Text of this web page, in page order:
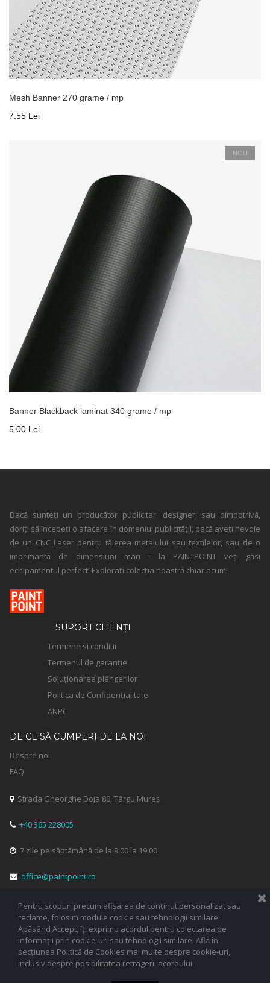
Mesh Banner 270 grame / mp
7.55 Lei
NOU
Banner Blackback laminat 340 grame / mp
5.00 Lei
Dacă sunteți un producător publicitar, designer, sau dimpotrivă,
doriți să începeți o afacere în domeniul publicității, dacă aveți nevoie
de un CNC Laser pentru tăierea metalului sau textilelor, sau de o
imprimantă de dimensiuni mari - la PAINTPOINT veți găsi
echipamentul perfect! Explorați colecția noastră chiar acum!
SUPORT CLIENȚI
Termene si conditii
Termenul de garanție
Soluționarea plângerilor
Politica de Confidențialitate
ANPC
DE CE SĂ CUMPERI DE LA NOI
Despre noi
FAQ
Strada Gheorghe Doja 80, Târgu Mureș
 +40 365 228005
 7 zile pe săptămână de la 9:00 la 19:00
 office@paintpoint.ro
 
Pentru scopuri precum afișarea de conținut personalizat sau
reclame, folosim module cookie sau tehnologii similare.
Apăsând Accept, îți exprimu acordul pentru colectarea de
informații prin cookie-uri sau tehnologii similare. Află în
secțiunea Politică de Cookies mai multe despre cookie-uri,
inclusiv despre posibilitatea retragerii acordului.